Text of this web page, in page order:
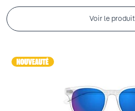
Voir le produit